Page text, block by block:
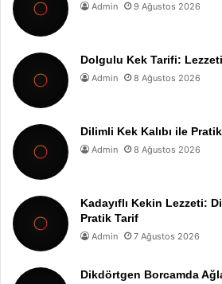
Admin 9 Ağustos 2026
Dolgulu Kek Tarifi:
Admin 8 Ağustos 2026
Dilimli Kek Kalıbı ile
Admin 8 Ağustos 2026
Kadayıflı Kekin Lezzeti:
Pratik Tarif
Admin 7 Ağustos 2026
Dikdörtgen Borcamda